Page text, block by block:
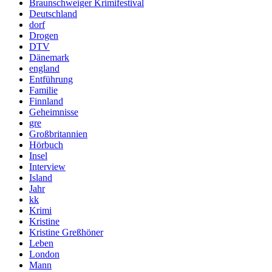
Braunschweiger Krimifestival
Deutschland
dorf
Drogen
DTV
Dänemark
england
Entführung
Familie
Finnland
Geheimnisse
gre
Großbritannien
Hörbuch
Insel
Interview
Island
Jahr
kk
Krimi
Kristine
Kristine Greßhöner
Leben
London
Mann